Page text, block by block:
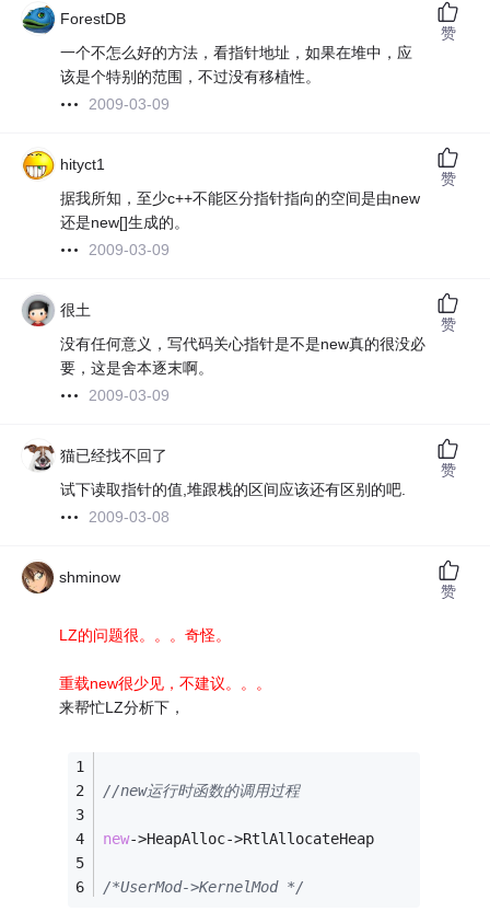
ForestDB
一个不怎么好的方法，看指针地址，如果在堆中，应
该是个特别的范围，不过没有移植性。
2009-03-09
赞
hityct1
据我所知，至少c++不能区分指针指向的空间是由new
还是new[]生成的。
2009-03-09
赞
很土
没有任何意义，写代码关心指针是不是new真的很没必
要，这是舍本逐末啊。
2009-03-09
赞
猫已经找不回了
试下读取指针的值,堆跟栈的区间应该还有区别的吧.
2009-03-08
赞
shminow
LZ的问题很。。。奇怪。
重载new很少见，不建议。。。
来帮忙LZ分析下，
//new运行时函数的调用过程
new->HeapAlloc->RtlAllocateHeap
/*UserMod->KernelMod */
赞